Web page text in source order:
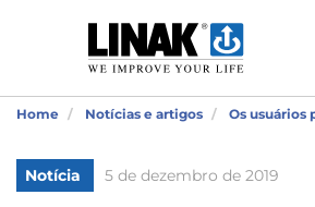
Home Notícias e artigos Os usuários
Notícia 5 de dezembro de 2019